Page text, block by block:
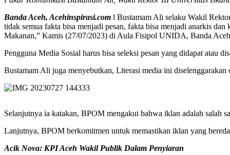
Banda Aceh, Acehinspirasi.com l Bustamam Ali selaku Wakil
tidak semua fakta bisa menjadi pesan, fakta bisa menjadi anarkis
Makanan,” Kamis (27/07/2023) di Aula Fisipol UNIDA, Banda
Pengguna Media Sosial harus bisa seleksi pesan yang didapat atau
Bustamam Ali juga menyebutkan, Literasi media ini
Selanjutnya ia katakan, BPOM mengakui bahwa iklan adalah salah
Lanjutnya, BPOM berkomitmen untuk memastikan iklan yang
Acik Nova: KPI Aceh Wakil Publik Dalam Penyiaran